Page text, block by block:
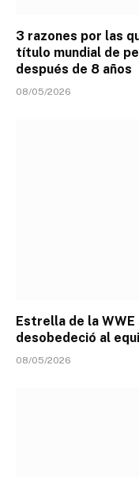
3 razones por las
título mundial de
después de 8 años
08/05/2026
Estrella de la
desobedeció al
08/05/2026